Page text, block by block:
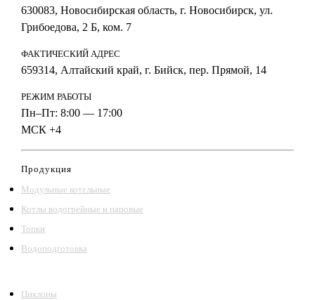
630083, Новосибирская область, г. Новосибирск, ул.
Грибоедова, 2 Б, ком. 7
ФАКТИЧЕСКИЙ АДРЕС
659314, Алтайский край, г. Бийск, пер. Прямой, 14
РЕЖИМ РАБОТЫ
Пн–Пт: 8:00 — 17:00
МСК +4
Продукция
Модульные котельные
Котлы водогрейные и паровые
Топки
Водоподготовка
Циклоны